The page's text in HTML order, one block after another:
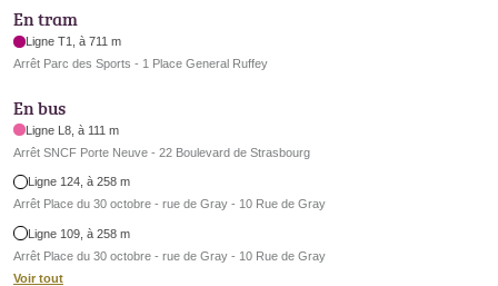
En tram
Ligne T1, à 711 m
Arrêt Parc des Sports - 1 Place General Ruffey
En bus
Ligne L8, à 111 m
Arrêt SNCF Porte Neuve - 22 Boulevard de Strasbourg
Ligne 124, à 258 m
Arrêt Place du 30 octobre - rue de Gray - 10 Rue de Gray
Ligne 109, à 258 m
Arrêt Place du 30 octobre - rue de Gray - 10 Rue de Gray
Voir tout